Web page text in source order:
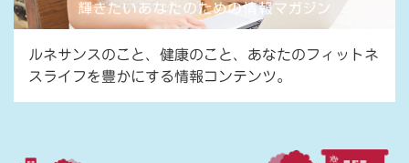
ルネサンスのこと、健康のこと、あなたのフィットネ
スライフを豊かにする情報コンテンツ。